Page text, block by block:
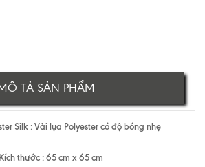
TẢ SẢN PHẨM
Silk : Vải lụa Polyester có độ bóng nhẹ
Kích thước : 65 cm x 65 cm